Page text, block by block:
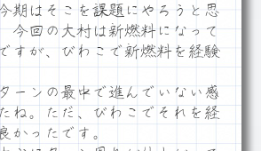
期はそこを課題にやろうと思
今回の大村は新燃料になって
すが、びわこで新燃料を経験
ーンの最中で進んでいない感
ね。ただ、びわこでそれを経
かったです。